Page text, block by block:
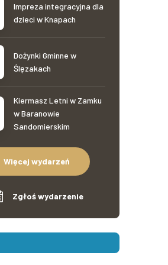
Impreza integracyjna dla
dzieci w Knapach
Dożynki Gminne w
Ślęzakach
Kiermasz Letni w Zamku
w Baranowie
Sandomierskim
Więcej wydarzeń
Zgłoś wydarzenie